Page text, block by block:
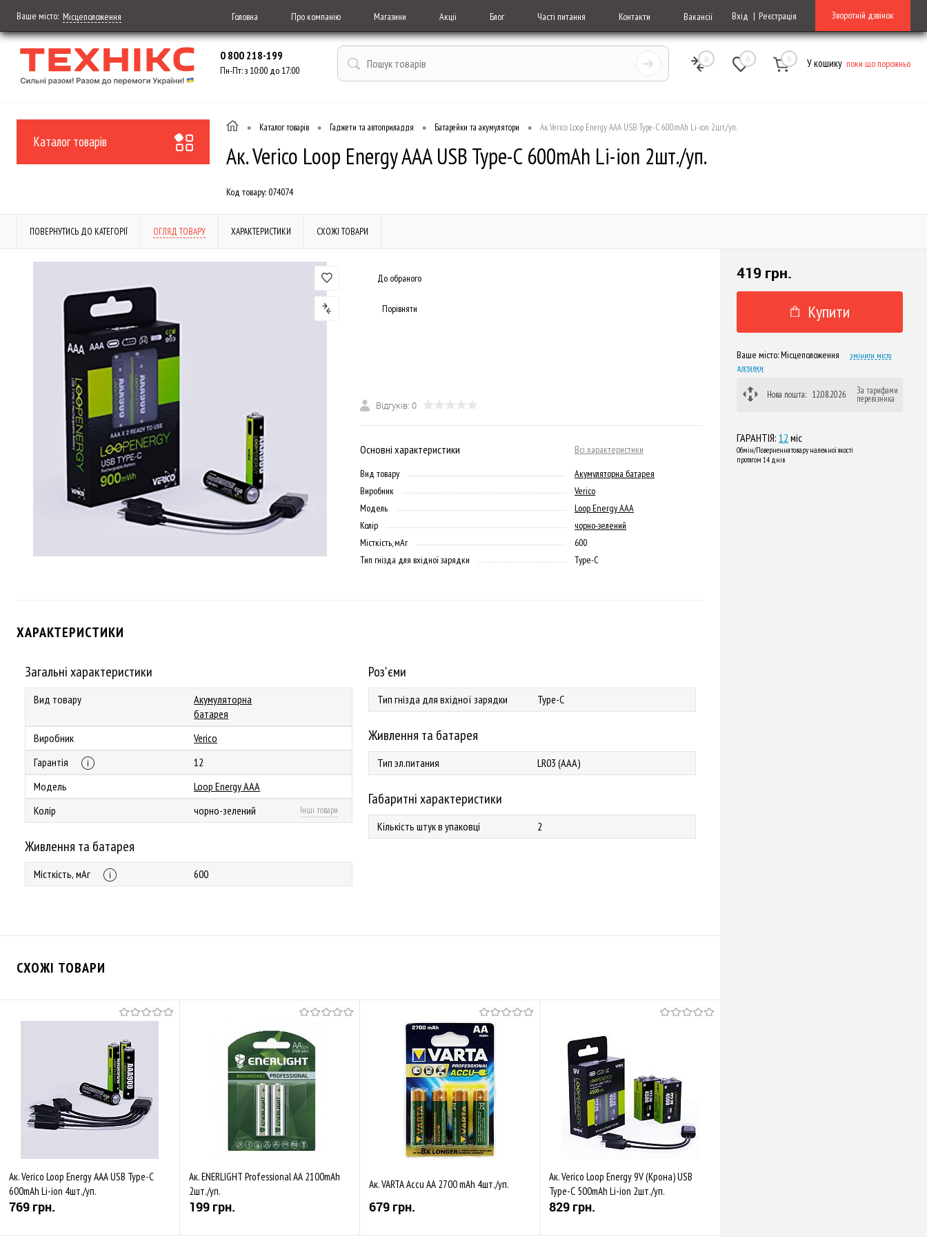
Ваше місто: Місцеположення Головна Про компанію Магазини Акціі Блог Часті питання Контакти Вакансії Вхід Реєстрація Зворотній дзвінок
0 800 218-199
Пн-Пт: з 10:00 до 17:00
0 0 0 У кошику поки що порожньо
Каталог товарів
• Каталог товарів • Гаджети та автоприладдя • Батарейки та акумулятори • Ак. Verico Loop Energy AAA USB Type-C 600mAh Li-ion 2шт./уп.
Ак. Verico Loop Energy AAA USB Type-C 600mAh Li-ion 2шт./уп.
Код товару:074074
ПОВЕРНУТИСЬ ДО КАТЕГОРІЇ ОГЛЯД ТОВАРУ ХАРАКТЕРИСТИКИ СХОЖІ ТОВАРИ
До обраного
Порівняти
Відгуків: 0
Основні характеристики
Всі характеристики
Вид товару
Акумуляторна батарея
Виробник
Verico
Модель
Loop Energy AAA
Колір
чорно-зелений
Місткість, мАг
600
Тип гнізда для вхідної зарядки
Type-C
ХАРАКТЕРИСТИКИ
Загальні характеристики
Вид товару
Акумуляторна
батарея
Виробник
Verico
Гарантія
12
Модель
Loop Energy AAA
Колір
чорно-зелений Інші товари
Живлення та батарея
Місткість, мАг 600
Роз'єми
Тип гнізда для вхідної зарядки Type-C
Живлення та батарея
Тип эл.питания LR03 (AAA)
Габаритні характеристики
Кількість штук в упаковці 2
СХОЖІ ТОВАРИ
Ак. Verico Loop Energy AAA USB Type-C
600mAh Li-ion 4шт./уп.
769 грн.
Ак. ENERLIGHT Professional AA 2100mAh
2шт./уп.
199 грн.
Ак. VARTA Accu AA 2700 mAh 4шт./уп.
679 грн.
Ак. Verico Loop Energy 9V (Крона) USB
Type-C 500mAh Li-ion 2шт./уп.
829 грн.
419 грн.
Купити
Ваше місто:Місцеположення
змінити місто
доставки
Нова пошта: 12.08.2026 За тарифами
перевізника
ГАРАНТІЯ: 12 міс
Обмін/Повернення товару належної якості
протягом 14 днів